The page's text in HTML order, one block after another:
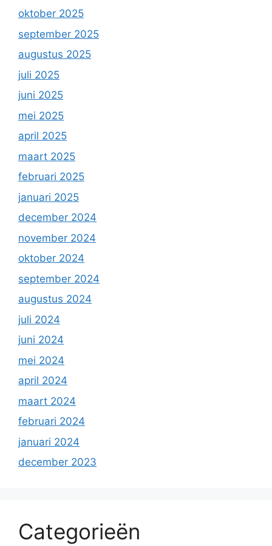
oktober 2025
september 2025
augustus 2025
juli 2025
juni 2025
mei 2025
april 2025
maart 2025
februari 2025
januari 2025
december 2024
november 2024
oktober 2024
september 2024
augustus 2024
juli 2024
juni 2024
mei 2024
april 2024
maart 2024
februari 2024
januari 2024
december 2023
Categorieën